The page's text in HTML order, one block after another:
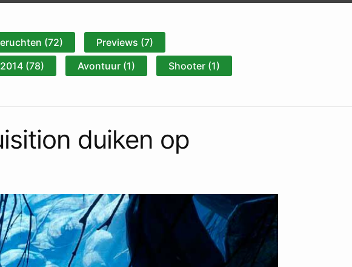
(72)
Previews (7)
(78) Avontuur (1)
Shooter (1)
duiken op